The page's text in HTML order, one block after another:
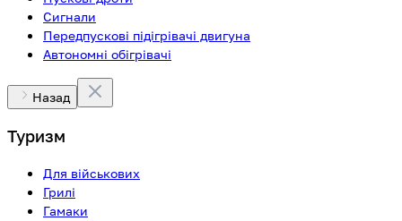
Сигнали
Передпускові підігрівачі двигуна
Автономні обігрівачі
Назад
Туризм
Для військових
Грилі
Гамаки